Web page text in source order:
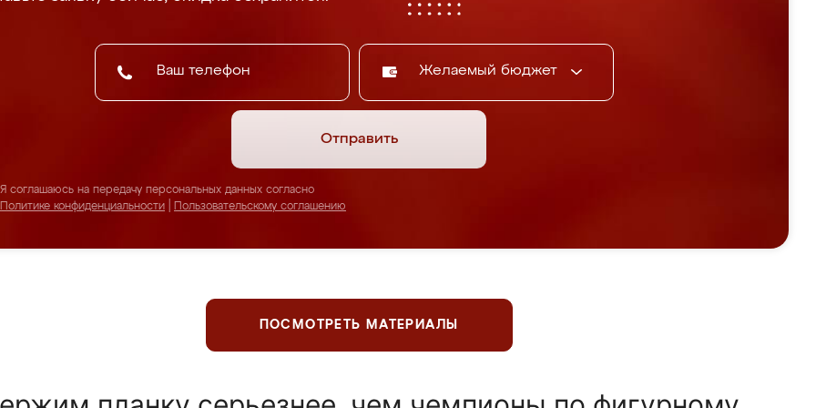
Желаемый бюджет
Отправить
Я соглашаюсь на передачу персональных данных согласно
Политике конфиденциальности
Пользовательскому соглашению
ПОСМОТРЕТЬ МАТЕРИАЛЫ